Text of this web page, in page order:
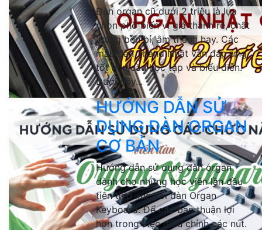
Đàn organ cũ dưới 2 triệu là lựa
chọn phổ biến vì giá thành rẻ, chất
lượng bền bỉ, âm thanh hay. Các
mẫu đàn 2hand Nhật vẫn đáp ứng
tốt nhu cầu học tập và biểu diễn.
Dưới đây...
HƯỚNG DẪN SỬ
DỤNG ĐÀN ORGAN
CƠ BẢN
Hướng dẫn sử dụng đàn organ
dành cho những học viên lần đầu
tiên tiếp xúc với đàn Organ
Keyboard. Để các bạn thuận lợi
hơn trong việc điều chỉnh các nút.